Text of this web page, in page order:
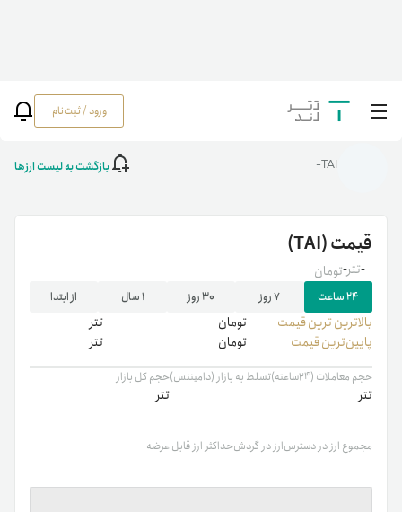
ورود / ثبت‌نام خانه رمزارزها/
TAI
TAI- بازگشت به لیست ارزها
قیمت(TAI)
-تومان -تتر
۲۴ ساعت ۷ روز ۳۰ روز ۱ سال از ابتدا
بالاترین ‌ترین قیمت تومان
تتر
پایین‌ترین قیمت
تومان تتر
حجم معاملات (۲۴ساعته)
تتر
تسلط به بازار (دامیننس)حجم کل بازار
تتر
مجموع ارز در دسترسارز در گردشحداکثر ارز قابل عرضه